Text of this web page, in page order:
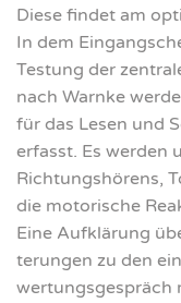
Die­se fin­det am
In dem
Tes­tung der
nach Warn­ke
für das Lesen und
erfasst. Es wer­den
Rich­tungs­hö­rens,
die moto­ri­sche
Eine Auf­klä­rung
te­run­gen zu den
wer­tungs­ge­spräch